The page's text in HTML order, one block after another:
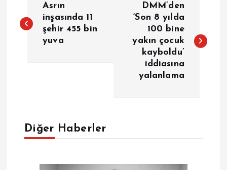
a
e
z
Asrın
inşasında 11
şehir 455 bin
yuva
DMM’den
‘Son 8 yılda
100 bine
yakın çocuk
kayboldu’
iddiasına
yalanlama
Diğer Haberler